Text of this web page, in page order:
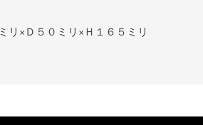
リ×Ｄ５０ミリ×Ｈ１６５ミリ